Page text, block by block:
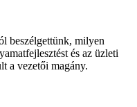
beszélgettünk, milyen
és az üzleti
a vezetői magány.